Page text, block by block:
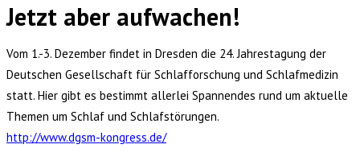
Skip
content
Jetzt aber aufwachen!
Vom 1.-3. Dezember findet in Dresden die 24. Jahrestagung der
Deutschen Gesellschaft für Schlafforschung und Schlafmedizin
statt. Hier gibt es bestimmt allerlei Spannendes rund um aktuelle
Themen um Schlaf und Schlafstörungen.
http://www.dgsm-kongress.de/